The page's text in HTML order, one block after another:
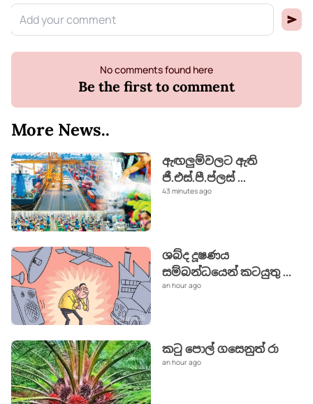
No comments found here
Be the first to comment
More News..
ඇඟලුම්වලට ඇති
ජී.එස්.පී.ප්ලස්...
43 minutes ago
ශබ්ද දූෂණය
සම්බන්ධයෙන් කටයුතු...
an hour ago
කටු පොල් ගසෙනුත් රා
an hour ago